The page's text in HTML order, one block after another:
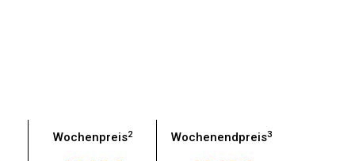
Wochenpreis2 Wochenendpreis3